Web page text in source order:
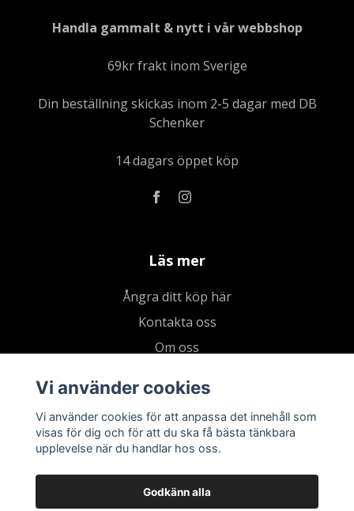
Handla gammalt & nytt i vår webbshop
69kr frakt inom Sverige
Din beställning skickas inom 2-5 dagar med DB
Schenker
14 dagars öppet köp
Läs mer
Ångra ditt köp här
Kontakta oss
Om oss
Kundklubb
Presentkort
Vi använder cookies
Vi använder cookies för att anpassa det innehåll som
visas för dig och för att du ska få bästa tänkbara
upplevelse när du handlar hos oss.
Godkänn alla